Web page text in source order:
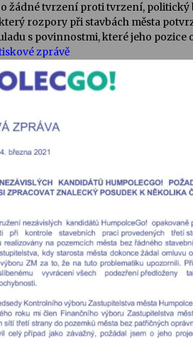
žádné tvrzení proti tvrzení, politický
rozpory při stavbách města
s povinnostmi, které jeho pozice
zprávě